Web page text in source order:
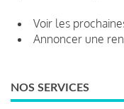
Voir les
Annoncer une
NOS SERVICES